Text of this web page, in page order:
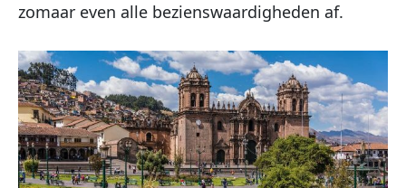
zomaar even alle bezienswaardigheden af.